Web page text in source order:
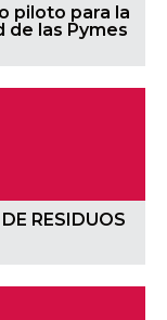
piloto para la
de las Pymes
RESIDUOS